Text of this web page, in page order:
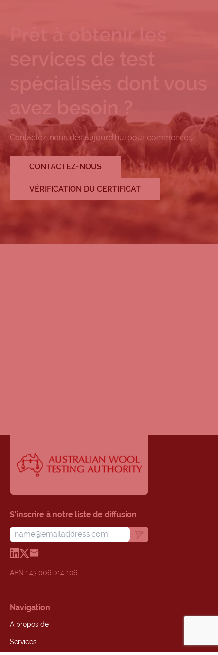
services de test
spécialisés dont vous
Contactez-nous dès aujourd'hui pour commencer.
CONTACTEZ-NOUS
VÉRIFICATION DU CERTIFICAT
S'inscrire à notre liste de diffusion
ABN : 43 006 014 106
Navigation
A propos de
Services